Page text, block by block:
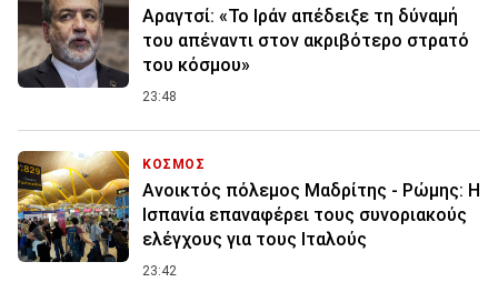
Αραγτσί: «Το Ιράν απέδειξε τη δύναμή
του απέναντι στον ακριβότερο στρατό
του κόσμου»
23:48
ΚΟΣΜΟΣ
Ανοικτός πόλεμος Μαδρίτης - Ρώμης: Η
Ισπανία επαναφέρει τους συνοριακούς
ελέγχους για τους Ιταλούς
23:42